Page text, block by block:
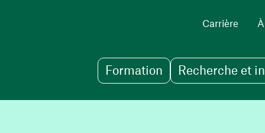
Carrière
Formation Recherche et